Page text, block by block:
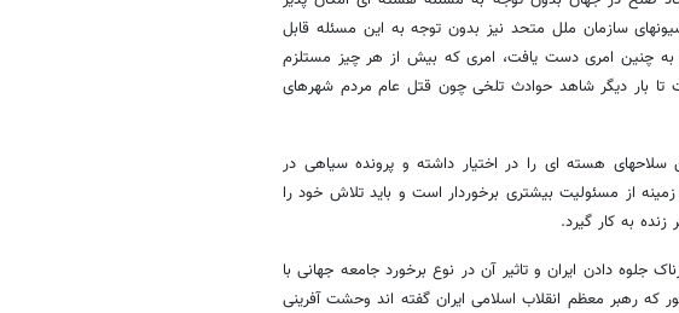
سازمان ملل متحد نیز بدون توجه به این مسئله قابل
چنین امری دست یافت، امری که بیش از هر چیز مستلزم
بار دیگر شاهد حوادث تلخی چون قتل عام مردم شهرهای
سلاحهای هسته ای را در اختیار داشته و پرونده سیاهی در
از مسئولیت بیشتری برخوردار است و باید تلاش خود را
به کار گیرد.
جلوه دادن ایران و تاثیر آن در نوع برخورد جامعه جهانی با
رهبر معظم انقلاب اسلامی ایران گفته اند وحشت آفرینی